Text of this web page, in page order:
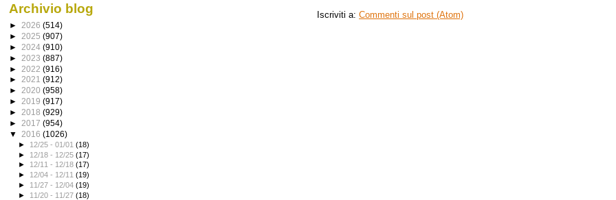
Iscriviti a:Commenti sul post (Atom)
Archivio blog
► 2026 (514)
► 2025 (907)
► 2024 (910)
► 2023 (887)
► 2022 (916)
► 2021 (912)
► 2020 (958)
► 2019 (917)
► 2018 (929)
► 2017 (954)
▼ 2016 (1026)
► 12/25 - 01/01(18)
► 12/18 - 12/25(17)
► 12/11 - 12/18(17)
► 12/04 - 12/11(19)
► 11/27 - 12/04(19)
► 11/20 - 11/27(18)